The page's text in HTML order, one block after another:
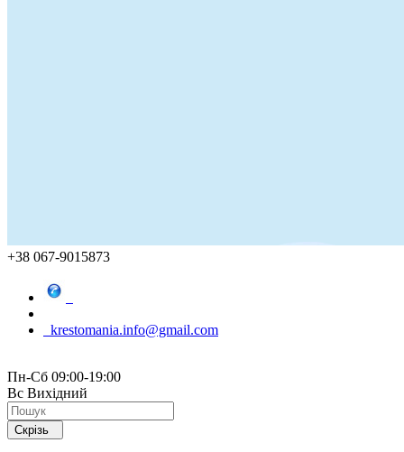
+38 067-9015873
krestomania.info@gmail.com
Пн-Сб 09:00-19:00
Вс Вихідний
Скрізь